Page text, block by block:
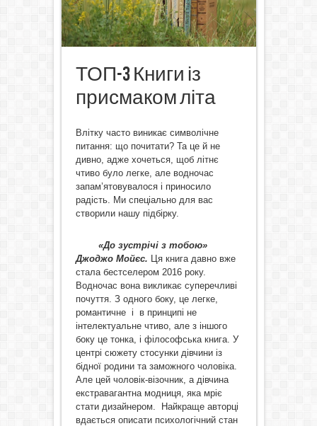
ТОП-3 Книги із
присмаком літа
Влітку часто виникає символічне
питання: що почитати? Та це й не
дивно, адже хочеться, щоб літнє
чтиво було легке, але водночас
запам’ятовувалося і приносило
радість. Ми спеціально для вас
створили нашу підбірку.
«До зустрічі з тобою»
Джоджо Мойєс. Ця книга давно вже
стала бестселером 2016 року.
Водночас вона викликає суперечливі
почуття. З одного боку, це легке,
романтичне і в принципі не
інтелектуальне чтиво, але з іншого
боку це тонка, і філософська книга. У
центрі сюжету стосунки дівчини із
бідної родини та заможного чоловіка.
Але цей чоловік-візочник, а дівчина
екстравагантна модниця, яка мріє
стати дизайнером. Найкраще авторці
вдається описати психологічний стан